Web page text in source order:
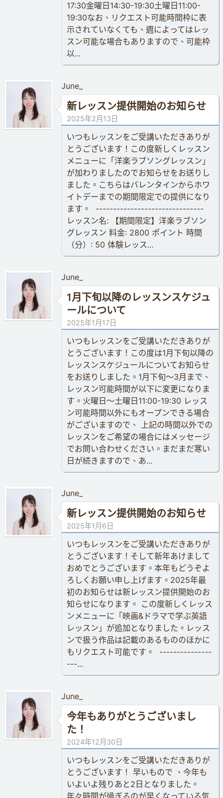
17:30金曜日14:30-19:30土曜日11:00-
19:30なお、リクエスト可能時間枠に表
示されていなくても、週によってはレッ
スン可能な場合もありますので、可能枠
以...
June_
新レッスン提供開始のお知らせ
2025年2月13日
いつもレッスンをご受講いただきありが
とうございます！この度新しくレッスン
メニューに「洋楽ラブソングレッスン」
が加わりましたのでお知らせをお送りし
ました。こちらはバレンタインからホワ
イトデーまでの期間限定での提供になり
ます。 -------------------------------
レッスン名: 【期間限定】洋楽ラブソン
グレッスン 料金: 2800 ポイント 時間
（分）: 50 体験レッス...
June_
1月下旬以降のレッスンスケジュ
ールについて
2025年1月17日
いつもレッスンをご受講いただきありが
とうございます！この度は1月下旬以降の
レッスンスケジュールについてお知らせ
をお送りしました。1月下旬〜3月まで、
レッスン可能時間が以下に変更になりま
す。火曜日〜土曜日11:00-19:30 レッス
ン可能時間以外にもオープンできる場合
がございますので、 上記の時間以外での
レッスンをご希望の場合にはメッセージ
でお問い合わせください。まだまだ寒い
日が続きますので、あ...
June_
新レッスン提供開始のお知らせ
2025年1月6日
いつもレッスンをご受講いただきありが
とうございます！そして新年あけまして
おめでとうございます。本年もどうぞよ
ろしくお願い申し上げます。2025年最
初のお知らせは新レッスン提供開始のお
知らせになります。 この度新しくレッス
ンメニューに「映画&ドラマで学ぶ英語
レッスン」が追加となりました。レッス
ンで扱う作品は記載のあるもののほかに
もリクエスト可能です。 ---------------
---...
June_
今年もありがとうございまし
た！
2024年12月30日
いつもレッスンをご受講いただきありが
とうございます！ 早いもので 、今年も
いよいよ残りあと2日となりました。
年々時間が過ぎるのが早くなっている気